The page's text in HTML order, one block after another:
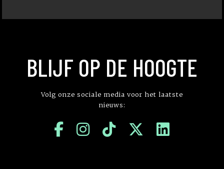
BLIJF OP DE HOOGTE
Volg onze sociale media voor het laatste
nieuws: